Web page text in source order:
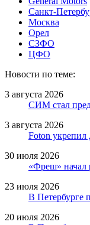
Санкт-
Москва
Орел
СЗФО
ЦФО
Новости по теме:
3 августа 2026
СИМ стал
3 августа 2026
Foton укрепил
30 июля 2026
«Фреш» начал
23 июля 2026
В Петербурге
20 июля 2026